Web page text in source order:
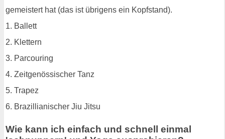
gemeistert hat (das ist übrigens ein Kopfstand).
1. Ballett
2. Klettern
3. Parcouring
4. Zeitgenössischer Tanz
5. Trapez
6. Brazillianischer Jiu Jitsu
Wie kann ich einfach und schnell einmal